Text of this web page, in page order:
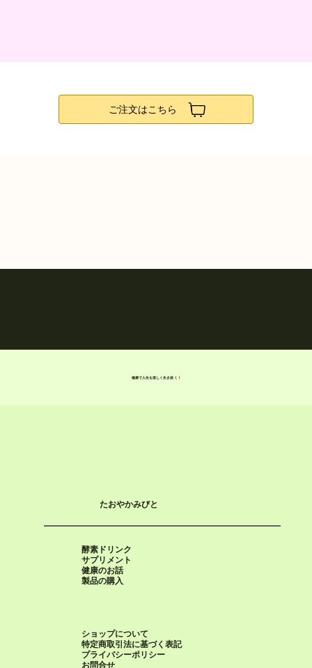
ご注文はこちら
健康で人生を楽しく生き抜く！
たおやかみびと
酵素ドリンク
サプリメント
健康のお話
​製品の購入​​
ショップについて
特定商取引法に基づく表記
プライバシーポリシー
​お問合せ